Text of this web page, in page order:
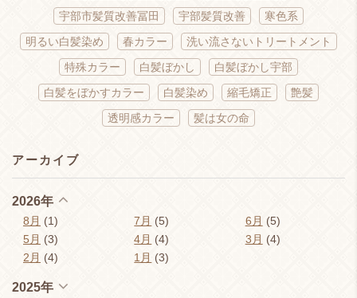
宇部市髪質改善冨田
宇部髪質改善
寒色系
明るい白髪染め
春カラー
洗い流さないトリートメント
特殊カラー
白髪ぼかし
白髪ぼかし宇部
白髪をぼかすカラー
白髪染め 縮毛矯正
艶髪
透明感カラー
髪は女の命
アーカイブ
2026年
8月 (1) 7月 (5) 6月 (5)
5月 (3) 4月 (4) 3月 (4)
2月 (4) 1月 (3)
2025年